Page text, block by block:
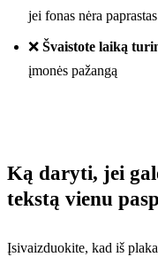
jei fonas nėra paprastas
❌ Švaistote laiką
įmonės pažangą
Ką daryti, jei
tekstą vienu
Įsivaizduokite, kad iš